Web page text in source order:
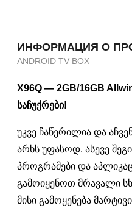
ИНФОРМАЦИЯ О
ANDROID TV BOX
X96Q — 2GB/16GB
საჩუქრები!
უკვე ჩაწერილია და
არხს უფასოდ. ასევე
პროგრამები და
გამოიყენოთ მრავალი
მისი გამოყენება